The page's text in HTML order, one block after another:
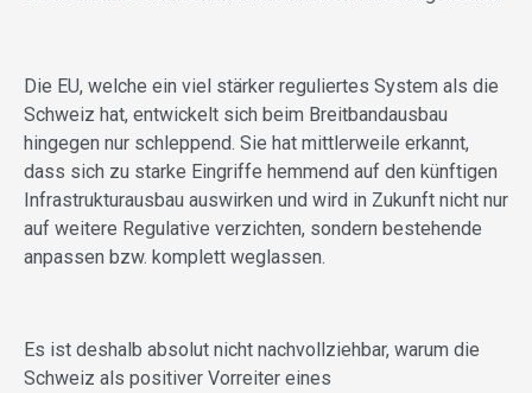
Die EU, welche ein viel stärker reguliertes System als die
Schweiz hat, entwickelt sich beim Breitbandausbau
hingegen nur schleppend. Sie hat mittlerweile erkannt,
dass sich zu starke Eingriffe hemmend auf den künftigen
Infrastrukturausbau auswirken und wird in Zukunft nicht nur
auf weitere Regulative verzichten, sondern bestehende
anpassen bzw. komplett weglassen.
Es ist deshalb absolut nicht nachvollziehbar, warum die
Schweiz als positiver Vorreiter eines